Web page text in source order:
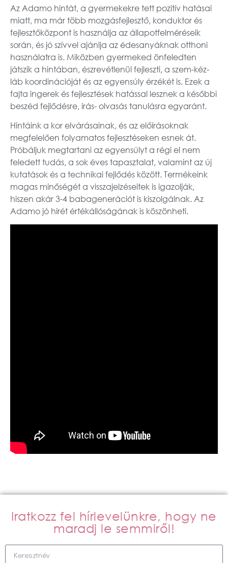
Az Adamo hintát, a gyermekekre tett pozitív hatásai
miatt, ma már több mozgásfejlesztő, konduktor és
fejlesztőközpont is használja az állapotfelméréseik
során, és jó szívvel ajánlja az édesanyáknak otthoni
használatra is. Miközben gyermeked önfeledten
játszik a hintában, észrevétlenül fejleszti, a szem-kéz-
láb koordinációját és az egyensúly érzékét is. Ezek a
fajta ingerek és fejlesztések hatással lesznek a későbbi
beszéd fejlődésre, írás- olvasás tanulásra egyaránt.
Hintáink a kor elvárásainak, és az előírásoknak
megfelelően folyamatos fejlesztéseken esnek át.
Próbáljuk megtartani az egyensúlyt a régi el nem
feledett tudás, a sok éves tapasztalat, valamint az új
kutatások és a technikai fejlődés között. Termékeink
magas minőségét a visszajelzéseitek is igazolják,
hiszen akár 3-4 babagenerációt is kiszolgálnak. Az
Adamo jó hírét értékállóságának is köszönheti.
Iratkozz fel hírlevelünkre, hogy ne
maradj le semmiről!